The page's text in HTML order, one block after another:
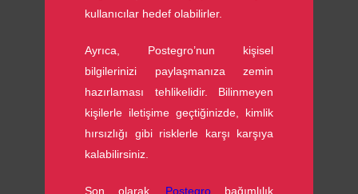
kullanıcılar hedef olabilirler.
Ayrıca, Postegro’nun kişisel
bilgilerinizi paylaşmanıza zemin
hazırlaması tehlikelidir. Bilinmeyen
kişilerle iletişime geçtiğinizde, kimlik
hırsızlığı gibi risklerle karşı karşıya
kalabilirsiniz.
Son olarak, Postegro bağımlılık